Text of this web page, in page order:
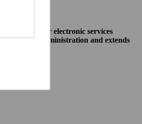
make their electronic services
of public administration and extends